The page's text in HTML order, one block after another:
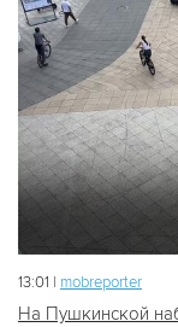
13:01 | mobreporter
На Пушкинской